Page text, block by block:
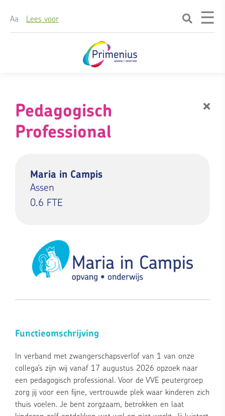
content
Aa Lees voor ☰
Pedagogisch
Professional
Maria in Campis
Assen
0.6 FTE
Functieomschrijving
In verband met zwangerschapsverlof van 1 van onze
collega’s zijn wij vanaf 17 augustus 2026 opzoek naar
een pedagogisch professional. Voor de VVE peutergroep
zorg jij voor een fijne, vertrouwde plek waar kinderen zich
thuis voelen. Je bent zorgzaam, betrokken en laat